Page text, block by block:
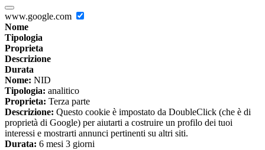
www.google.com
Nome
Tipologia
Proprieta
Descrizione
Durata
Nome: NID
Tipologia: analitico
Proprieta: Terza parte
Descrizione: Questo cookie è impostato da DoubleClick (che è di
proprietà di Google) per aiutarti a costruire un profilo dei tuoi
interessi e mostrarti annunci pertinenti su altri siti.
Durata: 6 mesi 3 giorni